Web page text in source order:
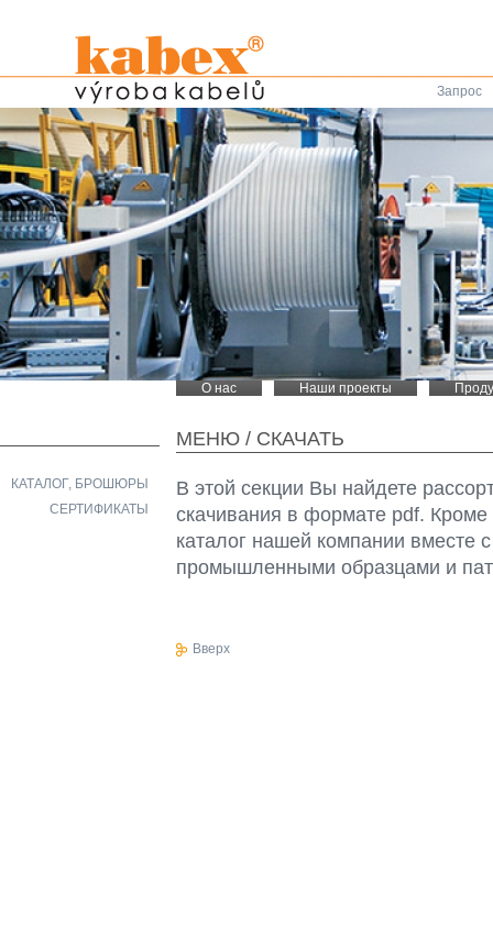
Запрос
О нас Наши проекты
КАТАЛОГ, БРОШЮРЫ
СЕРТИФИКАТЫ
МЕНЮ / СКАЧАТЬ
В этой секции Вы найдете
скачивания в формате pdf. Кроме
каталог нашей компании вместе
промышленными образцами и
Вверх